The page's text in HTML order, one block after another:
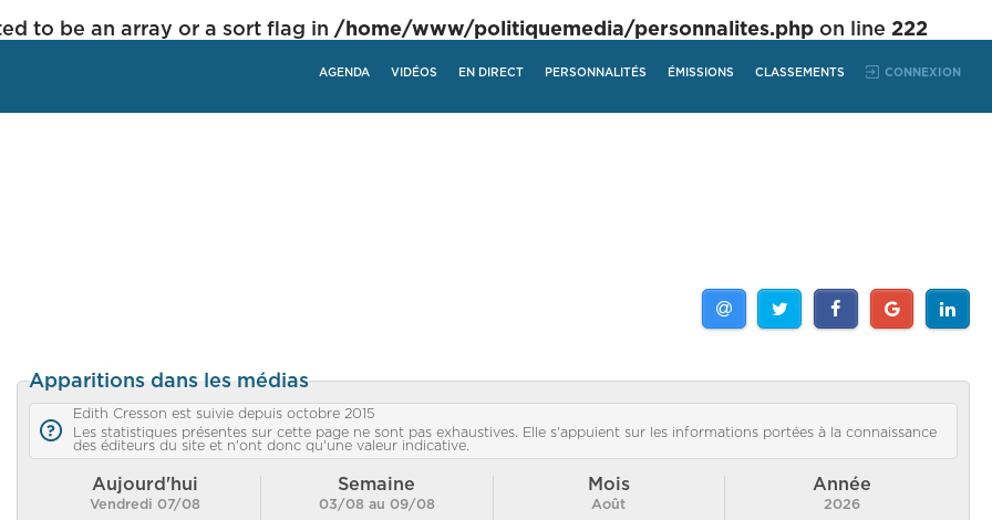
to be an array or a sort flag in /home/www/politiquemedia/personnalites.php on line 222
AGENDA VIDÉOS EN DIRECT PERSONNALITÉS ÉMISSIONS CLASSEMENTS CONNEXION
Apparitions dans les médias
Edith Cresson est suivie depuis octobre 2015
Les statistiques présentes sur cette page ne sont pas exhaustives. Elle s'appuient sur les informations portées à la connaissance
des éditeurs du site et n'ont donc qu'une valeur indicative.
Aujourd'hui
Vendredi 07/08
Semaine
03/08 au 09/08
Mois
Août
Année
2026